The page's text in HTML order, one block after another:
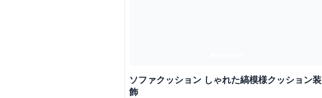
ソファクッション しゃれた縞模様クッション装
飾